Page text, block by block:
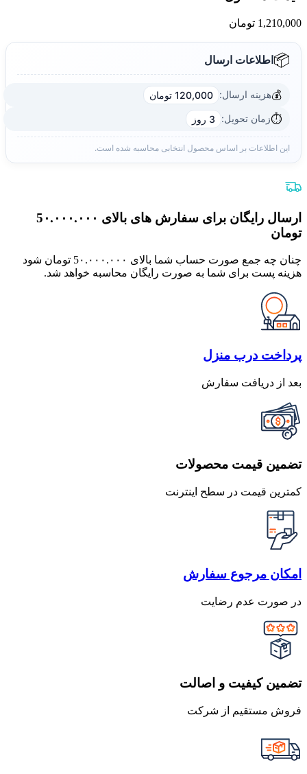
1,210,000 تومان
📦اطلاعات ارسال
💰هزینه ارسال: 120,000 تومان
⏱️زمان تحویل: 3 روز
این اطلاعات بر اساس محصول انتخابی محاسبه شده است.
ارسال رایگان برای سفارش های بالای 5٠.٠٠٠.٠٠٠
تومان
چنان چه جمع صورت حساب شما بالای 5٠.٠٠٠.٠٠٠ تومان شود
هزینه پست برای شما به صورت رایگان محاسبه خواهد شد.
پرداخت درب منزل
بعد از دریافت سفارش
تضمین قیمت محصولات
کمترین قیمت در سطح اینترنت
امکان مرجوع سفارش
در صورت عدم رضایت
تضمین کیفیت و اصالت
فروش مستقیم از شرکت